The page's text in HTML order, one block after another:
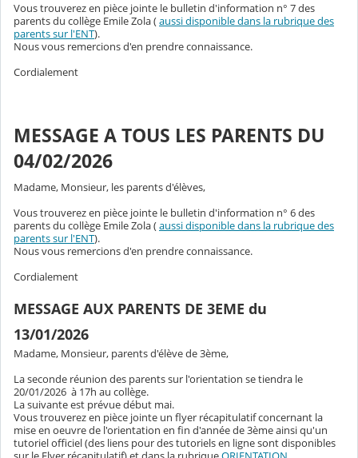
Vous trouverez en pièce jointe le bulletin d'information n° 7 des
parents du collège Emile Zola (aussi disponible dans la rubrique des
parents sur l'ENT).
Nous vous remercions d'en prendre connaissance.
Cordialement
MESSAGE A TOUS LES PARENTS DU
04/02/2026
Madame, Monsieur, les parents d'élèves,
Vous trouverez en pièce jointe le bulletin d'information n° 6 des
parents du collège Emile Zola (aussi disponible dans la rubrique des
parents sur l'ENT).
Nous vous remercions d'en prendre connaissance.
Cordialement
MESSAGE AUX PARENTS DE 3EME du
13/01/2026
Madame, Monsieur, parents d'élève de 3ème,
La seconde réunion des parents sur l'orientation se tiendra le
20/01/2026 à 17h au collège.
La suivante est prévue début mai.
Vous trouverez en pièce jointe un flyer récapitulatif concernant la
mise en oeuvre de l'orientation en fin d'année de 3ème ainsi qu'un
tutoriel officiel (des liens pour des tutoriels en ligne sont disponibles